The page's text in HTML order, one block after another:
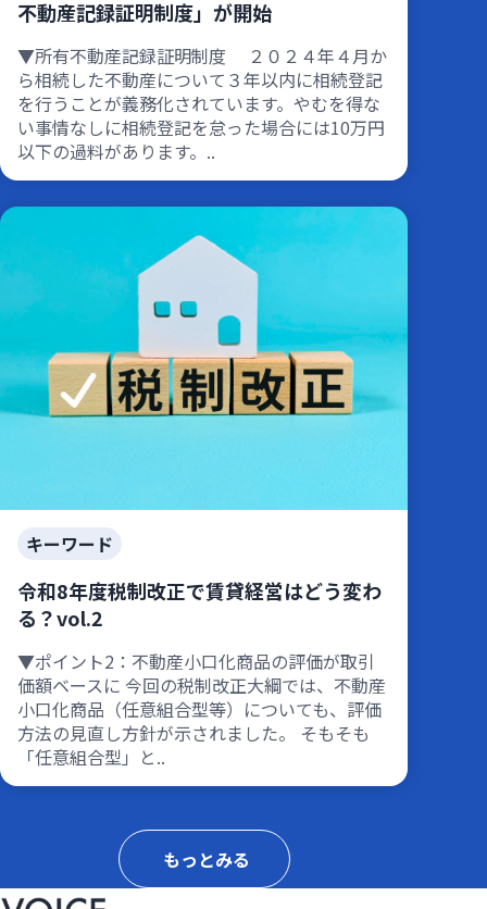
不動産記録証明制度」が開始
▼所有不動産記録証明制度 ２０２４年４月か
ら相続した不動産について３年以内に相続登記
を行うことが義務化されています。やむを得な
い事情なしに相続登記を怠った場合には10万円
以下の過料があります。..
キーワード
令和8年度税制改正で賃貸経営はどう変わ
る？vol.2
▼ポイント2：不動産小口化商品の評価が取引
価額ベースに 今回の税制改正大綱では、不動産
小口化商品（任意組合型等）についても、評価
方法の見直し方針が示されました。 そもそも
「任意組合型」と..
もっとみる